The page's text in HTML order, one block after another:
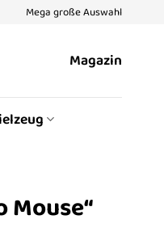
Mega große Auswahl
Magazin
Mouse“